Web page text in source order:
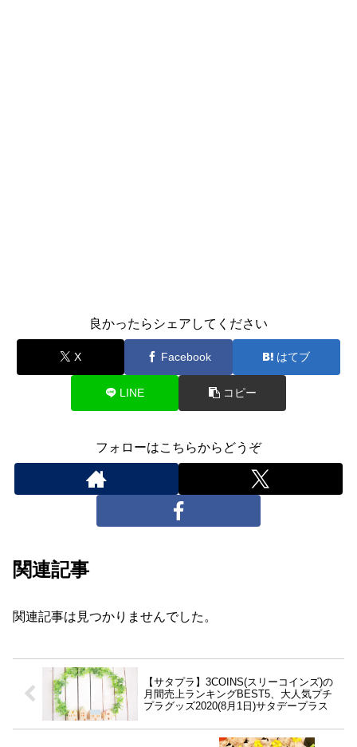
良かったらシェアしてください
X Facebook はてブ
LINE コピー
フォローはこちらからどうぞ
関連記事
関連記事は見つかりませんでした。
【サタプラ】3COINS(スリーコインズ)の
月間売上ランキングBEST5、大人気プチ
プラグッズ2020(8月1日)サタデープラス